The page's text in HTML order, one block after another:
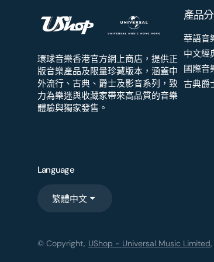
環球音樂香港官方網上商店，提供正
版音樂產品及限量珍藏版本，涵蓋中
外流行、古典、爵士及影音系列，致
力為樂迷與收藏家帶來高品質的音樂
體驗與獨家發售。
產品
華語音
中文經
國際音
古典爵
Language
繁體中文
© Copyright, UShop - Universal Music Limited,